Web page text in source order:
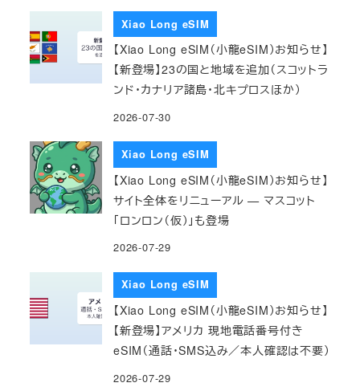
Xiao Long eSIM
【Xiao Long eSIM（小龍eSIM）お知らせ】
【新登場】23の国と地域を追加（スコットラ
ンド・カナリア諸島・北キプロスほか）
2026-07-30
Xiao Long eSIM
【Xiao Long eSIM（小龍eSIM）お知らせ】
サイト全体をリニューアル — マスコット
「ロンロン（仮）」も登場
2026-07-29
Xiao Long eSIM
【Xiao Long eSIM（小龍eSIM）お知らせ】
【新登場】アメリカ 現地電話番号付き
eSIM（通話・SMS込み／本人確認は不要）
2026-07-29